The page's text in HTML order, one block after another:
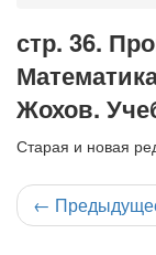
стр. 36.
Жохов.
Старая и новая
←